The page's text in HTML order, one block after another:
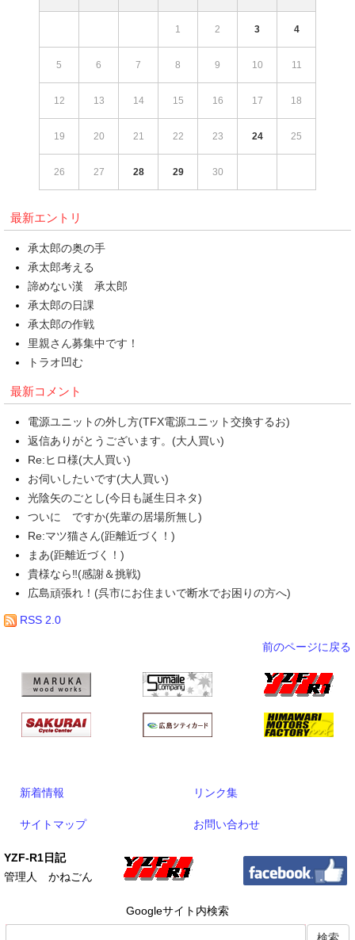
1 2 3 4
5 6 7 8 9 10 11
12 13 14 15 16 17 18
19 20 21 22 23 24 25
26 27 28 29 30
最新エントリ
承太郎の奥の手
承太郎考える
諦めない漢 承太郎
承太郎の日課
承太郎の作戦
里親さん募集中です！
トラオ凹む
最新コメント
電源ユニットの外し方(TFX電源ユニット交換するお)
返信ありがとうございます。(大人買い)
Re:ヒロ様(大人買い)
お伺いしたいです(大人買い)
光陰矢のごとし(今日も誕生日ネタ)
ついに ですか(先輩の居場所無し)
Re:マツ猫さん(距離近づく！)
まあ(距離近づく！)
貴様なら‼(感謝＆挑戦)
広島頑張れ！(呉市にお住まいで断水でお困りの方へ)
RSS 2.0
前のページに戻る
新着情報 リンク集
サイトマップ お問い合わせ
YZF-R1日記
管理人 かねごん
Googleサイト内検索